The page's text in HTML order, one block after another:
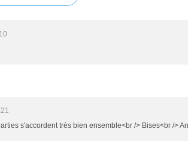
s'accordent très bien ensemble<br /> Bises<br />